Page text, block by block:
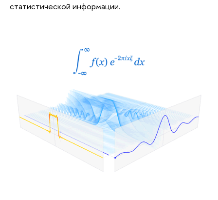
статистической информации.